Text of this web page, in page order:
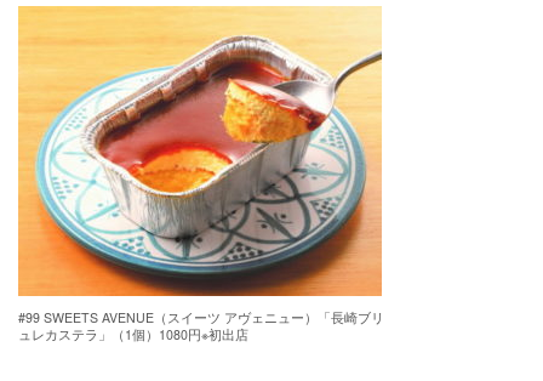
#99 SWEETS AVENUE（スイーツ アヴェニュー）「長崎ブリ
ュレカステラ」（1個）1080円※初出店